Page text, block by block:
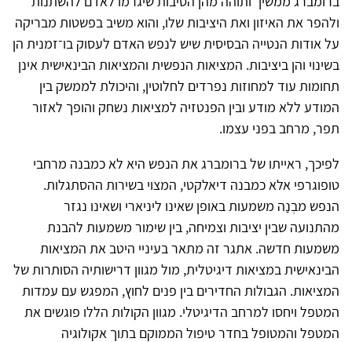
ולהפר את האיזון ואת היציבות שלו, והוא משיב בפשטות מבריקה
על אודות הנטייה הבסיסית שיש לנפש האדם לעסוק בו־זמנית הן
בשינוי והן ביציבות. המציאות הנפשית והמציאות הבינאישית אינן
תחומות עוד למחוזות נפרדים לחלוטין, והיכולת לממשק בין
המודע ללא מודע ובין הפנטזיה למציאות נשחק והופך לאזור
תפר, מרחב בפני עצמו.
לפיכך, ראייתו של ברומברג את הנפש היא לא כמבנה מרחבי
טופוגרפי אלא כמבנה דיאלקטי, המצוי בשירות ההסתגלות.
הנפש מבְנַה משמעות באופן שאינו ליניארי ושאינו נגזר
מהתנועה שבין יציבות וצמיחה, בין שימור משמעות להבנת
משמעות חדשה. אתגר זה מתאר בעיניי היטב את המציאות
הבינאישית במציאות דיגיטלית, מול מגוון דרישותיה הסותרות של
המציאות. הגבולות החדירים בין פנים לחוץ, המפגש עם עמדות
המטפל ויחסו למרחב הדיגיטלי. מגוון הקולות הללו פוגשים את
המטפל והמטופל בחדר טיפול הממוקם בתוך אקולוגיה